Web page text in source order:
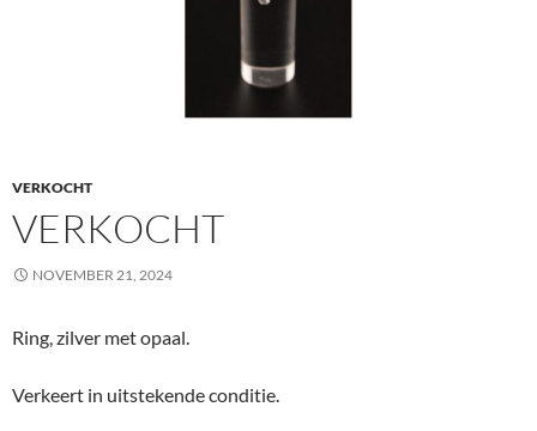
VERKOCHT
VERKOCHT
NOVEMBER 21, 2024
Ring, zilver met opaal.
Verkeert in uitstekende conditie.